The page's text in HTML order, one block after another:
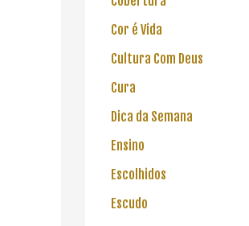
Cor é Vida
Cultura Com Deus
Cura
Dica da Semana
Ensino
Escolhidos
Escudo